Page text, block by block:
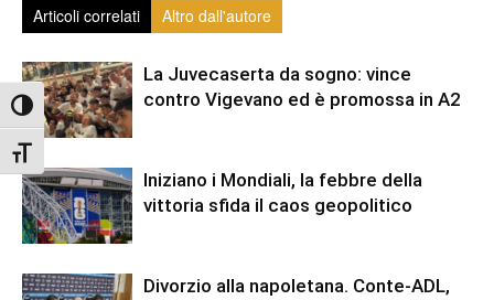
Attiva/disattiva alto contrasto
Attiva/disattiva dimensione testo
Articoli correlati Altro dall'autore
La Juvecaserta da sogno: vince
contro Vigevano ed è promossa in A2
Iniziano i Mondiali, la febbre della
vittoria sfida il caos geopolitico
Divorzio alla napoletana. Conte-ADL,